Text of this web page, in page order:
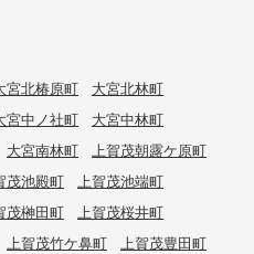
宮北椿原町
大宮北林町
宮中ノ社町
大宮中林町
大宮南林町
上賀茂朝露ケ原町
茂池殿町
上賀茂池端町
茂榊田町
上賀茂桜井町
上賀茂竹ケ鼻町
上賀茂豊田町